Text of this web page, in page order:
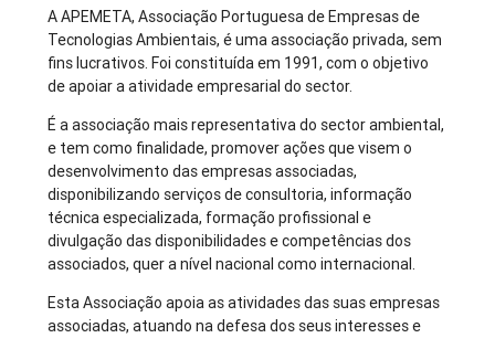
A APEMETA, Associação Portuguesa de Empresas de
Tecnologias Ambientais, é uma associação privada, sem
fins lucrativos. Foi constituída em 1991, com o objetivo
de apoiar a atividade empresarial do sector.
É a associação mais representativa do sector ambiental,
e tem como finalidade, promover ações que visem o
desenvolvimento das empresas associadas,
disponibilizando serviços de consultoria, informação
técnica especializada, formação profissional e
divulgação das disponibilidades e competências dos
associados, quer a nível nacional como internacional.
Esta Associação apoia as atividades das suas empresas
associadas, atuando na defesa dos seus interesses e